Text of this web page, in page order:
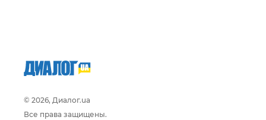
© 2026, Диалог.ua
Все права защищены.